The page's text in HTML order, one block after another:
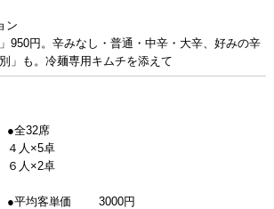
ン
950円。辛みなし・普通・中辛・大辛、好みの辛
」も。冷麺専用キムチを添えて
●全32席
４人×5卓
６人×2卓
●平均客単価 3000円